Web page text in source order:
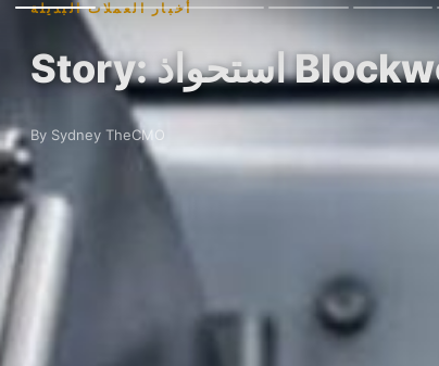
أخبار العملات البديلة
By Sydney TheCMO